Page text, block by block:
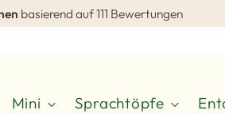
basierend auf 111 Bewertungen
Mini Sprachtöpfe